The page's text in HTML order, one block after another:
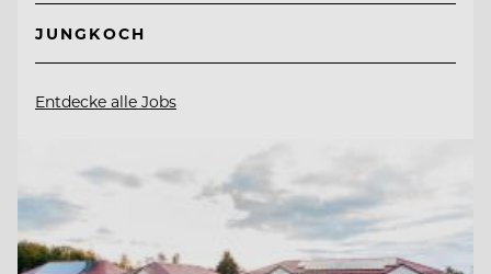
JUNGKOCH
Entdecke alle Jobs